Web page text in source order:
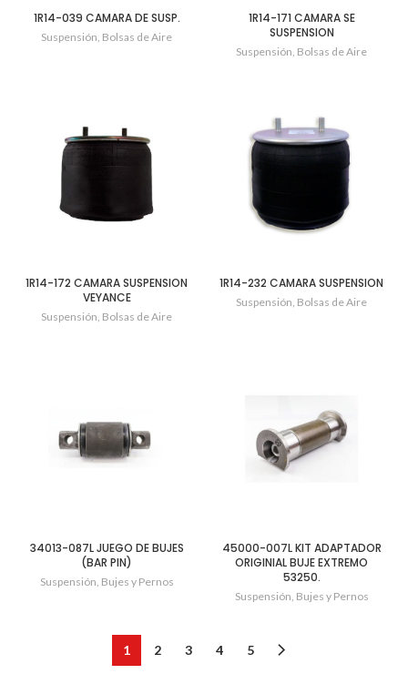
1R14-039 CAMARA DE SUSP.
Suspensión, Bolsas de Aire
1R14-171 CAMARA SE
SUSPENSION
Suspensión, Bolsas de Aire
1R14-172 CAMARA SUSPENSION
VEYANCE
Suspensión, Bolsas de Aire
1R14-232 CAMARA SUSPENSION
Suspensión, Bolsas de Aire
34013-087L JUEGO DE BUJES
(BAR PIN)
Suspensión, Bujes y Pernos
45000-007L KIT ADAPTADOR
ORIGINIAL BUJE EXTREMO
53250.
Suspensión, Bujes y Pernos
1 2 3 4 5